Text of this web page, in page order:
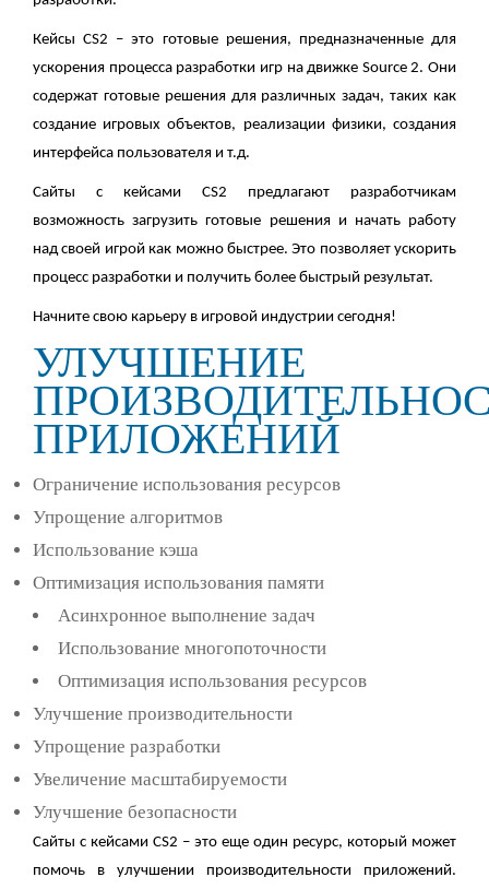
Кейсы CS2 – это готовые решения, предназначенные для
ускорения процесса разработки игр на движке Source 2. Они
содержат готовые решения для различных задач, таких как
создание игровых объектов, реализации физики, создания
интерфейса пользователя и т.д.
Сайты с кейсами CS2 предлагают разработчикам
возможность загрузить готовые решения и начать работу
над своей игрой как можно быстрее. Это позволяет ускорить
процесс разработки и получить более быстрый результат.
Начните свою карьеру в игровой индустрии сегодня!
УЛУЧШЕНИЕ
ПРИЛОЖЕНИЙ
Ограничение использования ресурсов
Упрощение алгоритмов
Использование кэша
Оптимизация использования памяти
Асинхронное выполнение задач
Использование многопоточности
Оптимизация использования ресурсов
Улучшение производительности
Упрощение разработки
Увеличение масштабируемости
Улучшение безопасности
Сайты с кейсами CS2 – это еще один ресурс, который может
помочь в улучшении производительности приложений.